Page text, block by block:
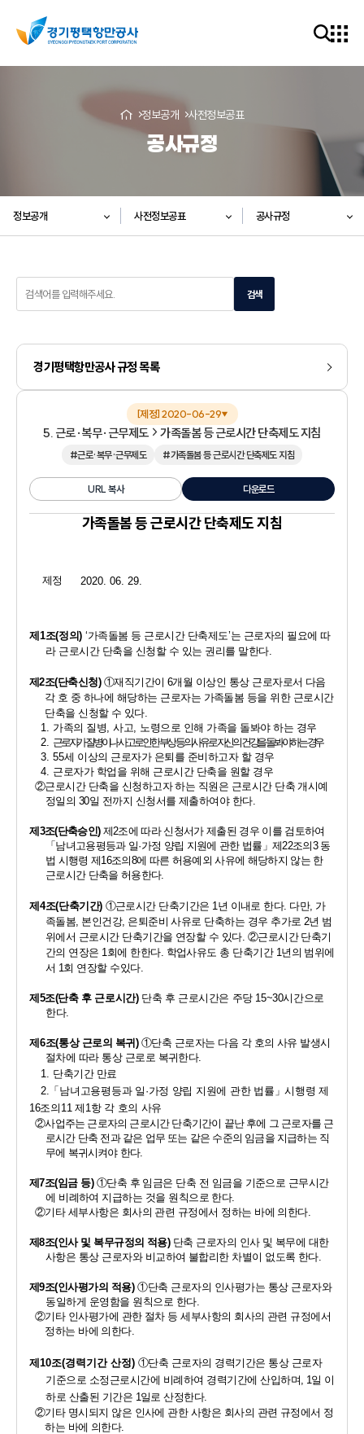
정보공개 사전정보공표
공사규정
정보공개 사전정보공표 공사규정
색
검색
경기평택항만공사 규정 목록
[제정] 2020-06-29▼
5. 근로·복무·근무제도 가족돌봄 등 근로시간 단축제도 지침
#근로·복무·근무제도 #가족돌봄 등 근로시간 단축제도 지침
URL 복사 다운로드
가족돌봄 등 근로시간 단축제도 지침
제정 2020. 06. 29.
제 1조(정의) ‘가족돌봄 등 근로시간 단축제도’는 근로자의 필요에 따
라 근로시간 단축을 신청할 수 있는 권리를 말한다.
제2조(단축신청) ①재직기간이 6개월 이상인 통상 근로자로서 다음
각 호 중 하나에 해당하는 근로자는 가족돌봄 등을 위한 근로시간
단축을 신청할 수 있다.
1. 가족의 질병, 사고, 노령으로 인해 가족을 돌봐야 하는 경우
2. 근로자가 질병이나 사고로 인한 부상 등의 사유로 자신의 건강을 돌봐야 하는 경우
3. 55세 이상의 근로자가 은퇴를 준비하고자 할 경우
4. 근로자가 학업을 위해 근로시간 단축을 원할 경우
②근로시간 단축을 신청하고자 하는 직원은 근로시간 단축 개시예
정일의 30일 전까지 신청서를 제출하여야 한다.
제 3조(단축승인) 제2조에 따라 신청서가 제출된 경우 이를 검토하여
「 남녀고용평등과 일·가정 양립 지원에 관한 법률 」제22조의3 동
법 시행령 제16조의8에 따른 허용예외 사유에 해당하지 않는 한
근로시간 단축을 허용한다.
제 4조(단축기간) ①근로시간 단축기간은 1년 이내로 한다. 다만, 가
족돌봄, 본인건강, 은퇴준비 사유로 단축하는 경우 추가로 2년 범
위에서 근로시간 단축기간을 연장할 수 있다. ②근로시간 단축기
간의 연장은 1회에 한한다. 학업사유도 총 단축기간 1년의 범위에
서 1회 연장할 수있다.
제 5조(단축 후 근로시간) 단축 후 근로시간은 주당 15~30시간으로
한다.
제 6조(통상 근로의 복귀 ) ①단축 근로자는 다음 각 호의 사유 발생시
절차에 따라 통상 근로로 복귀한다.
1. 단축기간 만료
2. 「 남녀고용평등과 일 ·가정 양립 지원에 관한 법률 」시행령 제
16조의 11 제 1항 각 호의 사유
②사업주는 근로자의 근로시간 단축기간이 끝난 후에 그 근로자를 근
로시간 단축 전과 같은 업무 또는 같은 수준의 임금을 지급하는 직
무에 복귀시켜야 한다.
제7조(임금 등) ①단축 후 임금은 단축 전 임금을 기준으로 근무시간
에 비례하여 지급하는 것을 원칙으로 한다.
②기타 세부사항은 회사의 관련 규정에서 정하는 바에 의한다.
제8조(인사 및 복무규정의 적용) 단축 근로자의 인사 및 복무에 대한
사항은 통상 근로자와 비교하여 불합리한 차별이 없도록 한다.
제9조(인사평가의 적용) ①단축 근로자의 인사평가는 통상 근로자와
동일하게 운영함을 원칙으로 한다.
②기타 인사평가에 관한 절차 등 세부사항의 회사의 관련 규정에서
정하는 바에 의한다.
제 10조(경력기간 산정) ①단축 근로자의 경력기간은 통상 근로자
기준으로 소정근로시간에 비례하여 경력기간에 산입하며, 1일 이
하로 산출된 기간은 1일로 산정한다.
②기타 명시되지 않은 인사에 관한 사항은 회사의 관련 규정에서 정
하는 바에 의한다.